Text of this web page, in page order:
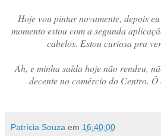
Hoje vou pintar novamente, depois
momento estou com a segunda
cabelos. Estou curiosa pra
Ah, e minha saída hoje não rendeu,
decente no comércio do Centro.
Patrícia Souza em 16:40:00